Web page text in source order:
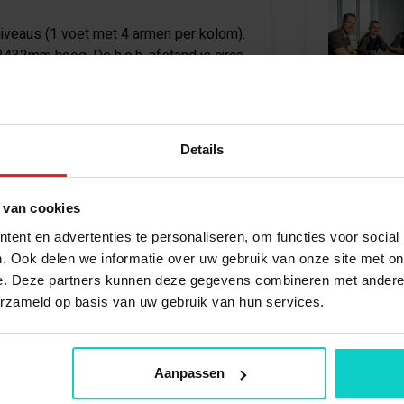
Details
cookies
en advertenties te personaliseren, om functies voor
Ook delen we informatie over uw gebruik van onze site met
Deze partners kunnen deze gegevens combineren met
op basis van uw gebruik van hun services.
Aanpassen
(1 voet met 4 armen per kolom).
hoog. De h.o.h. afstand is circa
Verzinkt/ blauw
Nieuw
2432 mm
800 mm
Enkel
Bekijk
Zelf
Medium